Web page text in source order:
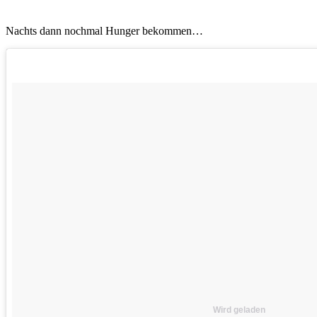
Nachts dann nochmal Hunger bekommen…
Wird geladen